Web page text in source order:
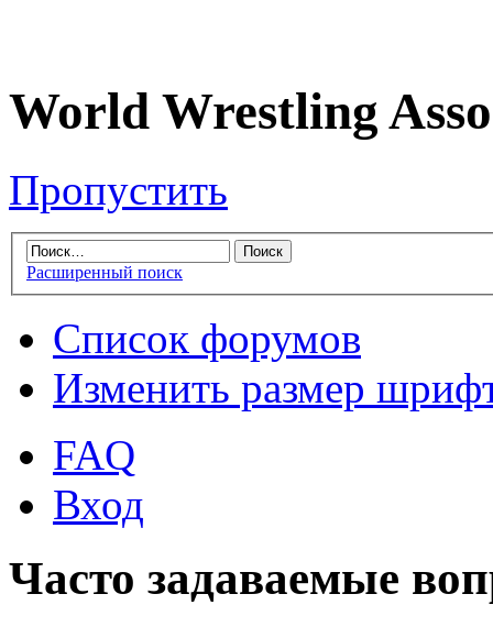
World Wrestling
Пропустить
Расширенный поиск
Список форумов
Изменить размер
FAQ
Вход
Часто задаваемые